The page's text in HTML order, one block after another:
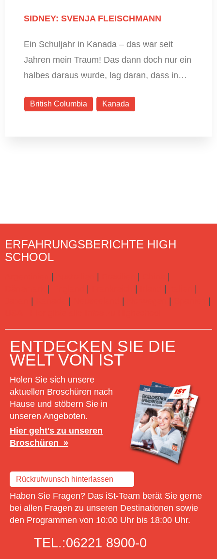
SIDNEY: SVENJA FLEISCHMANN
Ein Schuljahr in Kanada – das war seit
Jahren mein Traum! Das dann doch nur ein
halbes daraus wurde, lag daran, dass in…
British Columbia Kanada
ERFAHRUNGSBERICHTE HIGH
SCHOOL
| | |
|
| | | |
|
| | | |
|
ENTDECKEN SIE DIE
WELT VON IST
Holen Sie sich unsere
aktuellen Broschüren nach
Hause und stöbern Sie in
unseren Angeboten.
Hier geht's zu unseren
Broschüren
Rückrufwunsch hinterlassen
Haben Sie Fragen? Das iSt-Team berät Sie gerne
bei allen Fragen zu unseren Destinationen sowie
den Programmen von 10:00 Uhr bis 18:00 Uhr.
TEL.:06221 8900-0